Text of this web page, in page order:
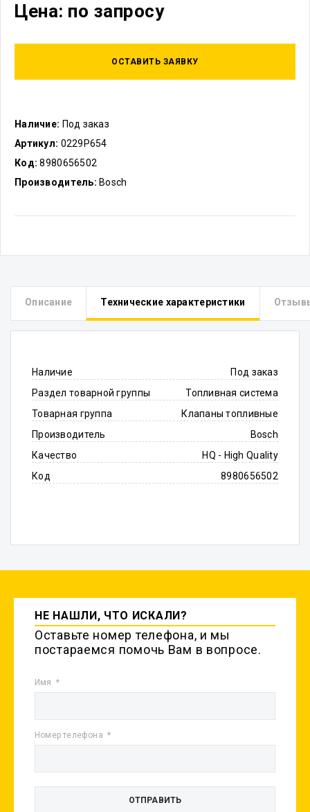
Наличие: Под заказ
Артикул: 0229P654
Код: 8980656502
Производитель: Bosch
Цена: по запросу
ОСТАВИТЬ ЗАЯВКУ
Описание Технические характеристики
Наличие
Под заказ
Раздел товарной группы
Топливная система
Товарная группа
Клапаны топливные
Производитель
Bosch
Качество
HQ - High Quality
Код
8980656502
НЕ НАШЛИ, ЧТО ИСКАЛИ?
Оставьте номер телефона, и мы
постараемся помочь Вам в вопросе.
Имя
Номер телефона